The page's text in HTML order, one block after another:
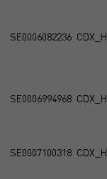
SE0006082236
SE0006994968
SE0007100318